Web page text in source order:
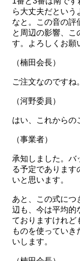
ら大丈夫だという
なと。この音の評
と周辺の影響、こ
す。よろしくお願
（楠田会長）
ご注文なのですね
（河野委員）
はい、これからの
（事業者）
承知しました。バ
る予定であります
いと思います。
あと、この式につ
辺も、今は平均的
ておりますけれど
ものを使ってい
いします。